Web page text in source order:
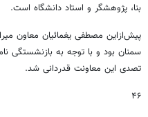
بنا، پژوهشگر و استاد دانشگاه است.
پیش‌ازاین مصطفی یغمائیان معاون
سمنان بود و با توجه به بازنشستگی
تصدی این معاونت قدردانی شد.
۴۶